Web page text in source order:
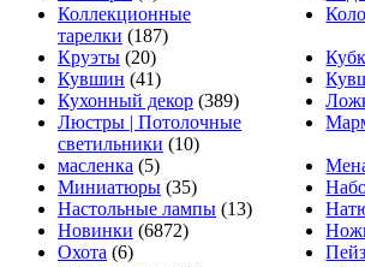
Коллекционные
тарелки (187)
Круэты (20)
Кувшин (41)
Кухонный декор (389)
Люстры | Потолочные
светильники (10)
масленка (5)
Миниатюры (35)
Настольные лампы (13)
Новинки (6872)
Охота (6)